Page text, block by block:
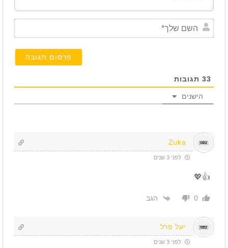
33 תגובות
הישנים
Zuka
לפני 3 שנים
👍💖
0 הגב
יעל פרל
לפני 3 שנים